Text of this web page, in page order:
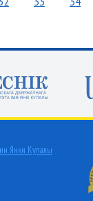
Янки Купалы